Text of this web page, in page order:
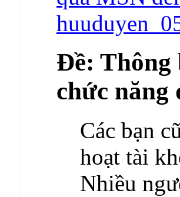
Ðề: Thông
chức năng
Các bạn
hoạt tài
Nhiều